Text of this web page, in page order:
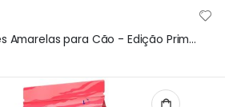
Corda com Flores Amarelas para Cão - Edição Primavera